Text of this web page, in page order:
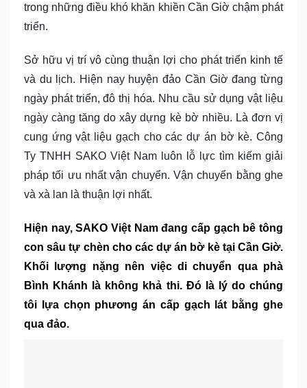
trong những điều khó khăn khiền Cần Giờ chậm phát
triển.
Sở hữu vị trí vô cùng thuận lợi cho phát triển kinh tế
và du lịch. Hiện nay huyện đảo Cần Giờ đang từng
ngày phát triển, đô thị hóa. Nhu cầu sử dụng vật liệu
ngày càng tăng do xây dựng kè bờ nhiều. Là đơn vị
cung ứng vật liệu gạch cho các dự án bờ kè. Công
Ty TNHH SAKO Việt Nam luôn lỗ lực tìm kiếm giải
pháp tối ưu nhất vận chuyển. Vận chuyển bằng ghe
và xà lan là thuận lợi nhất.
Hiện nay, SAKO Việt Nam đang cấp gạch bê tông
con sâu tự chèn cho các dự án bờ kè tại Cần Giờ.
Khối lượng nặng nên việc di chuyển qua phà
Bình Khánh là không khả thi. Đó là lý do chúng
tôi lựa chọn phương án cấp gạch lát bằng ghe
qua đảo.